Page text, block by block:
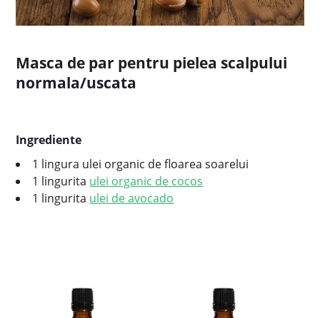
Masca de par pentru pielea scalpului
normala/uscata
Ingrediente
1 lingura ulei organic de floarea soarelui
1 lingurita ulei organic de cocos
1 lingurita ulei de avocado